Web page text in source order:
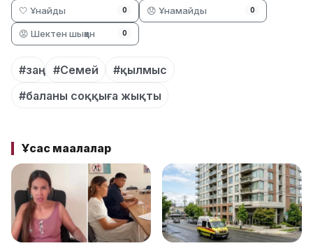
🤍 Ұнайды 0 😞 Ұнамайды 0
😡 Шектен шыққан 0
#заң #Семей
#қылмыс
#баланы соққыға жықты
Ұқсас мақалалар